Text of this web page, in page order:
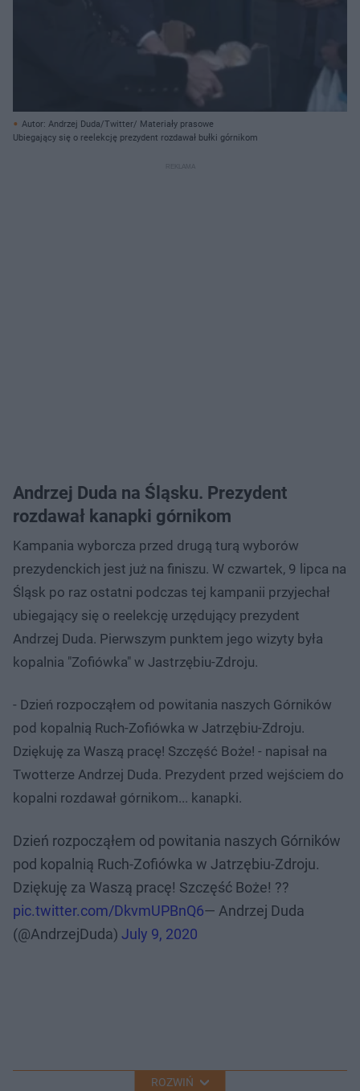
Autor: Andrzej Duda/Twitter/ Materiały prasowe
Ubiegający się o reelekcję prezydent rozdawał bułki górnikom
Andrzej Duda na Śląsku. Prezydent
rozdawał kanapki górnikom
Kampania wyborcza przed drugą turą wyborów
prezydenckich jest już na finiszu. W czwartek, 9 lipca na
Śląsk po raz ostatni podczas tej kampanii przyjechał
ubiegający się o reelekcję urzędujący prezydent
Andrzej Duda. Pierwszym punktem jego wizyty była
kopalnia "Zofiówka" w Jastrzębiu-Zdroju.
- Dzień rozpocząłem od powitania naszych Górników
pod kopalnią Ruch-Zofiówka w Jatrzębiu-Zdroju.
Dziękuję za Waszą pracę! Szczęść Boże! - napisał na
Twotterze Andrzej Duda. Prezydent przed wejściem do
kopalni rozdawał górnikom... kanapki.
Dzień rozpocząłem od powitania naszych Górników
pod kopalnią Ruch-Zofiówka w Jatrzębiu-Zdroju.
Dziękuję za Waszą pracę! Szczęść Boże! ??
pic.twitter.com/DkvmUPBnQ6— Andrzej Duda
(@AndrzejDuda) July 9, 2020
ROZWIŃ